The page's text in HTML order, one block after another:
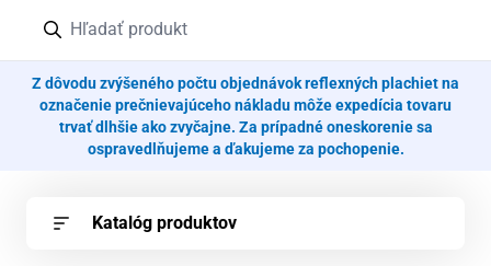
Z dôvodu zvýšeného počtu objednávok reflexných plachiet na
označenie prečnievajúceho nákladu môže expedícia tovaru
trvať dlhšie ako zvyčajne. Za prípadné oneskorenie sa
ospravedlňujeme a ďakujeme za pochopenie.
Katalóg produktov